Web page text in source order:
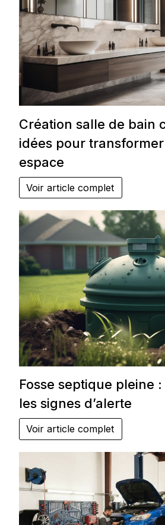
Création salle de bain
idées pour
espace
Voir article complet
Fosse septique pleine
les signes d’alerte
Voir article complet